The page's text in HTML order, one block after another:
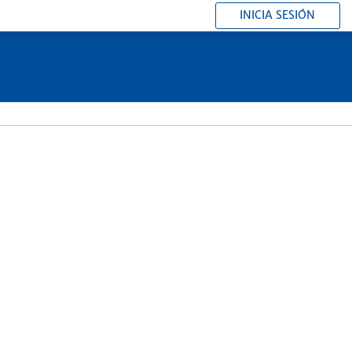
INICIA SESIÓN